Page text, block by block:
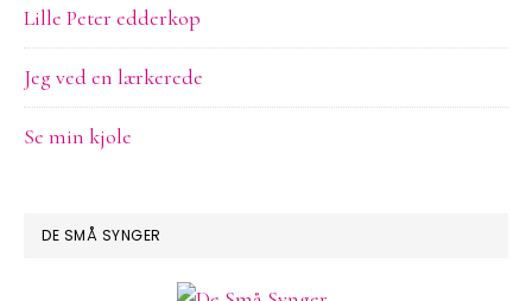
Lille Peter edderkop
Jeg ved en lærkerede
Se min kjole
DE SMÅ SYNGER